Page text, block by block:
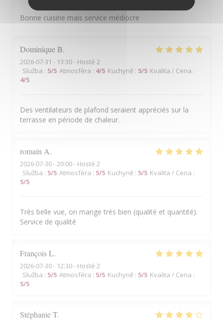
Bonne cuisine mais service médiocre
DominiqueB
2026-07-31 - 13:30 - Hosté 2
Služba : 5/5 Atmosféra : 4/5 Kuchyně : 5/5 Kvalita / Cena :
4/5
Des ventilateurs de plafond seraient appréciés sur la
terrasse en période de chaleur.
romain A
2026-07-30- 20:00 - Hosté 2
Služba : 5/5 Atmosféra : 5/5 Kuchyně : 5/5 Kvalita / Cena :
5/5
Très belle vue, on mange très bien (qualité et quantité).
Service de qualité
FrançoisL
2026-07-30- 12:30 - Hosté 2
Služba : 5/5 Atmosféra : 5/5 Kuchyně : 5/5 Kvalita / Cena :
5/5
StéphanieT